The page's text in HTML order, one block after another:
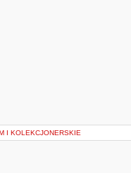
I KOLEKCJONERSKIE